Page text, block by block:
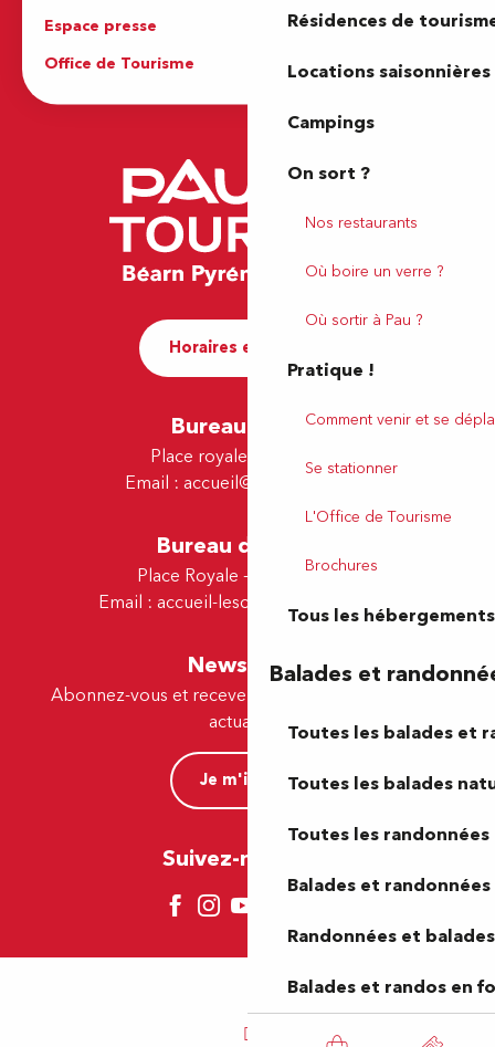
Résidences de
Locations saisonnières
Campings
On sort ?
Nos restaurants
Où boire un verre ?
Où sortir à Pau ?
Pratique !
Comment venir et se
Se stationner
L'Office de Tourisme
Brochures
Tous les hébergements
Balades et
Toutes les balades et
Toutes les balades
Toutes les randonnées
Balades et
Randonnées et
Balades et randos en
Espace presse
Brochures
Office de Tourisme
Horaires et contact
Bureau de Pau
Place royale - 64000 Pau
Email : accueil@tourismepau.fr
Bureau de Lescar
Place Royale - 64230 Lescar
Email : accueil-lescar@tourismepau.fr
Newsletter
Abonnez-vous et recevez par e-mail nos offres et
actualités.
Je m'inscris
Suivez-nous ici !